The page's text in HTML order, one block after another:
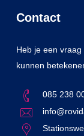
Contact
Heb je een
kunnen
085 238